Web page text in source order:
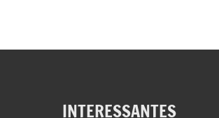
INTERESSANTES